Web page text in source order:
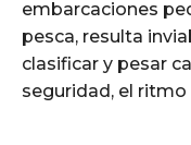
embarcaciones
pesca, resulta
clasificar y pesar
seguridad, el